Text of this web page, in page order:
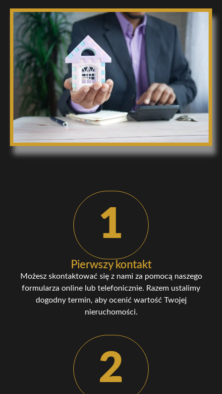
1
Pierwszy kontakt
Możesz skontaktować się z nami za pomocą naszego
formularza online lub telefonicznie. Razem ustalimy
dogodny termin, aby ocenić wartość Twojej
nieruchomości.
2